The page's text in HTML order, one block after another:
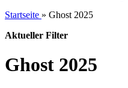
Startseite » Ghost 2025
Aktueller Filter
Ghost 2025